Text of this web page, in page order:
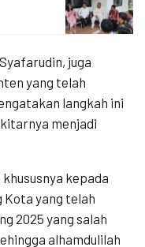
juga
yang telah
langkah ini
menjadi
kepada
Kota yang telah
2025 yang salah
alhamdulilah